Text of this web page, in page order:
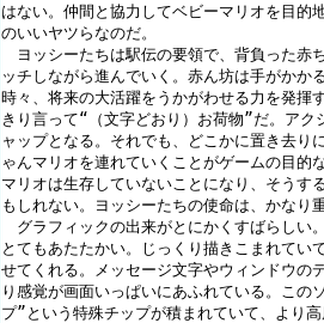
はない。仲間と協力してベビーマリオを目的
のいいヤツらなのだ。
ヨッシーたちは駅伝の要領で、背負った赤
ッチしながら進んでいく。赤ん坊は手がかか
時々、将来の大活躍をうかがわせる力を発揮
きり言って“（文字どおり）お荷物”だ。アク
ャップとなる。それでも、どこかに置き去り
ゃんマリオを連れていくことがゲームの目的
マリオは生存していないことになり、そうす
もしれない。ヨッシーたちの使命は、かなり
グラフィックの出来がとにかくすばらしい
とてもあたたかい。じっくり描きこまれてい
せてくれる。メッセージ文字やウィンドウの
り感覚が画面いっぱいにあふれている。この
プ”という特殊チップが積まれていて、より